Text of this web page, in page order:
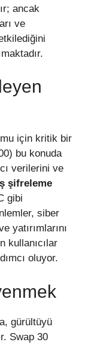
ancak
ve
için kritik bir
bu konuda
verilerini ve
şifreleme
gibi
siber
yatırımlarını
kullanıcılar
oluyor.
gürültüyü
Swap 30